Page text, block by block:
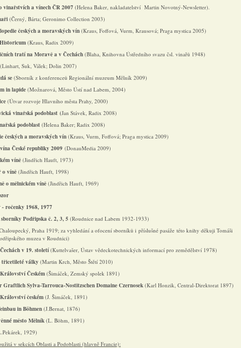
vinařstvícha vínechČR2007 (Helena Baker, nakladatelství Martin Novotný-Newsletter).
(Černý, Bárta; Geronimo Collection 2003)
českýcha moravskýchvín (Kraus, Foffová, Vurm, Krausová; Praga mystica 2005)
(Kraus, Radix 2009)
tratí na Moravě a v Čechách (Blaha, Knihovna Ústředního svazu čsl. vinařů 1948)
(Linhart, Suk, Válek; Dolin 2007)
se(Sborník z konferenceů Regionální muzeum Mělník 2009)
in lapide(Možnarová, Město Ústí nad Labem, 2004)
(Útvar rozvoje Hlavního města Prahy, 2000)
vinařská podoblast (Jan Stávek, Radix 2008)
podoblast (Helena Baker; Radix 2008)
českýcha moravskýchvín (Kraus, Vurm, Foffová; Praga mystica 2009)
vína Českérepubliky 2009 (DonauMedia 2009)
víně(Jindřich Hauft, 1973)
o víně(Jindřich Hauft, 1998)
o mělnickém víně (Jindřich Hauft, 1969)
ročenky 1968, 1977
Podřipska č. 2, 3, 5 (Roudnice nad Labem 1932-1933)
Praha 1919; za vyhledání a ofocení sborníků i příslušné pasáže této knihy děkuji Tomáši
muzea v Roudnici)
v 19. století (Kuttelvašer, Ústav vědeckotechnických informací pro zemědělství 1978)
třicetileté války (Martin Krch, Město Štětí 2010)
Českém (Šimáček, Zemský spolek 1891)
Graftlich Sylva-Tarrouca-Nostitzschen Domaine Czernosek (Karl Honzik, Central-Direktorat 1897)
českém (J. Šimáček, 1891)
in Böhmen (J.Bernat, 1876)
město Mělník(L. Böhm, 1891)
1929)
v sekcích Oblasti a Podoblasti (hlavně Francie):